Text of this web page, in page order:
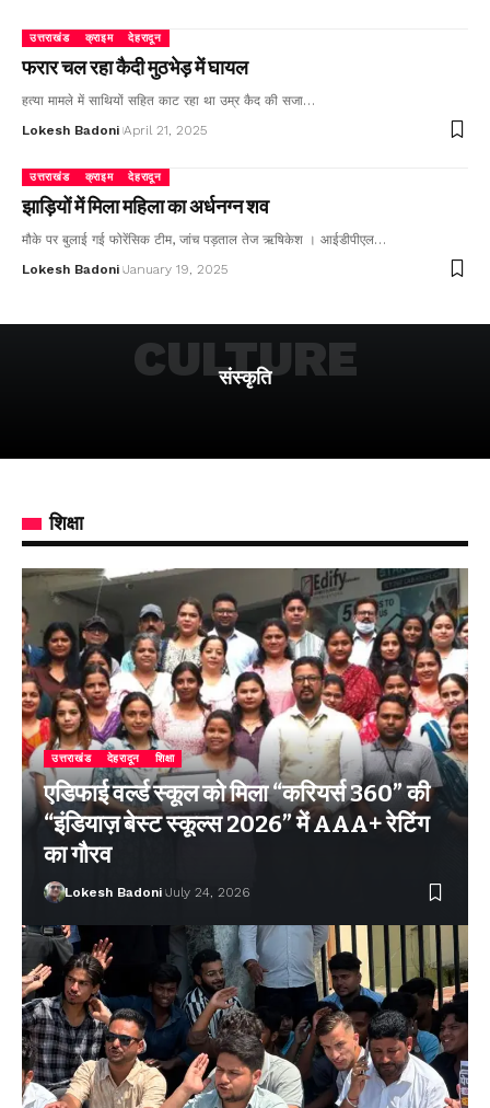
उत्तराखंड क्राइम देहरादून
फरार चल रहा कैदी मुठभेड़ में घायल
हत्या मामले में साथियों सहित काट रहा था उम्र कैद की सजा…
Lokesh Badoni April 21, 2025
उत्तराखंड क्राइम देहरादून
झाड़ियों में मिला महिला का अर्धनग्न शव
मौके पर बुलाई गई फोरेंसिक टीम, जांच पड़ताल तेज ऋषिकेश । आईडीपीएल…
Lokesh Badoni January 19, 2025
संस्कृति
CULTURE
शिक्षा
उत्तराखंड देहरादून शिक्षा
एडिफाई वर्ल्ड स्कूल को मिला “करियर्स 360” की
“इंडियाज़ बेस्ट स्कूल्स 2026” में AAA+ रेटिंग
का गौरव
Lokesh Badoni July 24, 2026